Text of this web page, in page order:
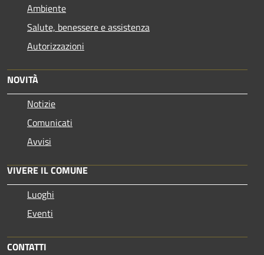
Ambiente
Salute, benessere e assistenza
Autorizzazioni
NOVITÀ
Notizie
Comunicati
Avvisi
VIVERE IL COMUNE
Luoghi
Eventi
CONTATTI